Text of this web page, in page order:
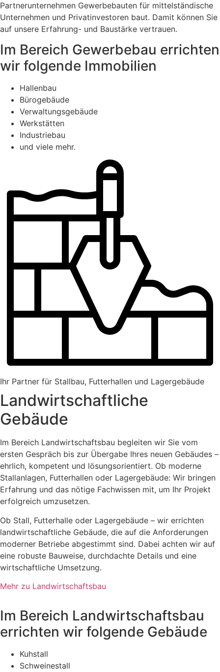
Partnerunternehmen Gewerbebauten für mittelständische
Unternehmen und Privatinvestoren baut. Damit können Sie
auf unsere Erfahrung- und Baustärke vertrauen.
Im Bereich Gewerbebau errichten
wir folgende Immobilien
Hallenbau
Bürogebäude
Verwaltungsgebäude
Werkstätten
Industriebau
und viele mehr.
Ihr Partner für Stallbau, Futterhallen und Lagergebäude
Landwirtschaftliche
Gebäude
Im Bereich Landwirtschaftsbau begleiten wir Sie vom
ersten Gespräch bis zur Übergabe Ihres neuen Gebäudes –
ehrlich, kompetent und lösungsorientiert. Ob moderne
Stallanlagen, Futterhallen oder Lagergebäude: Wir bringen
Erfahrung und das nötige Fachwissen mit, um Ihr Projekt
erfolgreich umzusetzen.
Ob Stall, Futterhalle oder Lagergebäude – wir errichten
landwirtschaftliche Gebäude, die auf die Anforderungen
moderner Betriebe abgestimmt sind. Dabei achten wir auf
eine robuste Bauweise, durchdachte Details und eine
wirtschaftliche Umsetzung.
Mehr zu Landwirtschaftsbau
Im Bereich Landwirtschaftsbau
errichten wir folgende Gebäude
Kuhstall
Schweinestall